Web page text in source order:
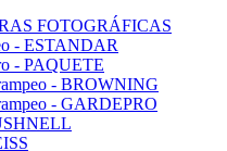
FOTOGRÁFICAS
- ESTANDAR
- PAQUETE
- BROWNING
- GARDEPRO